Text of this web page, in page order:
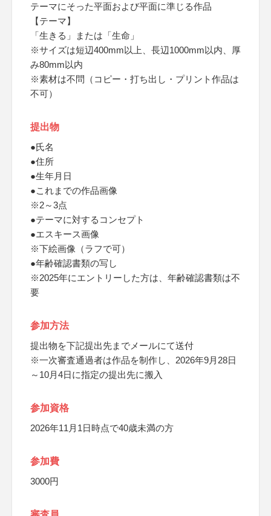
テーマにそった平面および平面に準じる作品
【テーマ】
「生きる」または「生命」
※サイズは短辺400mm以上、長辺1000mm以内、厚
み80mm以内
※素材は不問（コピー・打ち出し・プリント作品は
不可）
提出物
●氏名
●住所
●生年月日
●これまでの作品画像
※2～3点
●テーマに対するコンセプト
●エスキース画像
※下絵画像（ラフで可）
●年齢確認書類の写し
※2025年にエントリーした方は、年齢確認書類は不
要
参加方法
提出物を下記提出先までメールにて送付
※一次審査通過者は作品を制作し、2026年9月28日
～10月4日に指定の提出先に搬入
参加資格
2026年11月1日時点で40歳未満の方
参加費
3000円